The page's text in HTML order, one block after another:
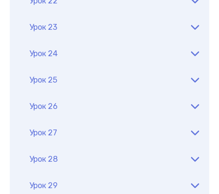
Урок 23
Урок 24
Урок 25
Урок 26
Урок 27
Урок 28
Урок 29